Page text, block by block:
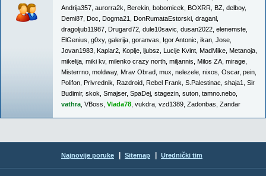
Andrija357 aurorra2k Berekin bobomicek BOXRR BZ delboy,
Demi87 Doc Dogma21 DonRumataEstorski draganl
dragoljub11987 Drugard72 dule10savic dusan2022 elenemste
ElGenius g0xy, galerija goranvas Igor Antonic ikan Jose
Jovan1983 Kaplar2 Koplje ljubsz Lucije Kvint MadMike Metanoja
mikelija miki kv, milenko crazy north miljannis Milos ZA mirage
Misterrno moldway, Mrav Obrad mux nelezele nixos Oscar, pein
Polifon Privrednik Razdroid Rebel Frank S.Palestinac shaja1
Sir
Budimir, skok Smajser, SpaDej stagezin suton tamno.nebo
vathra VBoss Vlada78 vukdra vzd1389 Zadonbas Zandar
Najnovije poruke Sitemap Urednički tim